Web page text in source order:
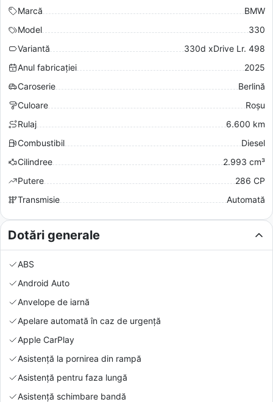
Marcă
BMW
Model
330
Variantă
330d xDrive Lr. 498
Anul fabricației
2025
Caroserie
Berlină
Culoare
Roșu
Rulaj
6.600 km
Combustibil
Diesel
Cilindree
2.993 cm³
Putere
286 CP
Transmisie
Automată
Dotări generale
ABS
Android Auto
Anvelope de iarnă
Apelare automată în caz de urgență
Apple CarPlay
Asistență la pornirea din rampă
Asistență pentru faza lungă
Asistență schimbare bandă